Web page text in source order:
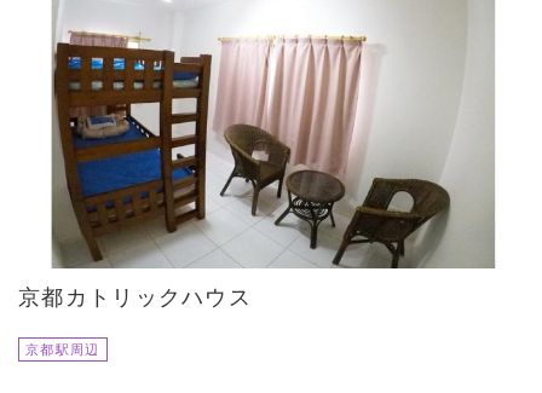
京都カトリックハウス
京都駅周辺